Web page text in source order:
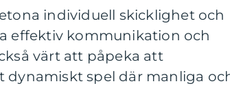
individuell skicklighet och
effektiv kommunikation och
värt att påpeka att
spel där manliga